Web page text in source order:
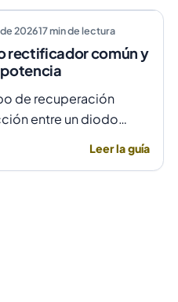
202617min de lectura
rectificador común y
de recuperación
entre un diodo
Leer la guía